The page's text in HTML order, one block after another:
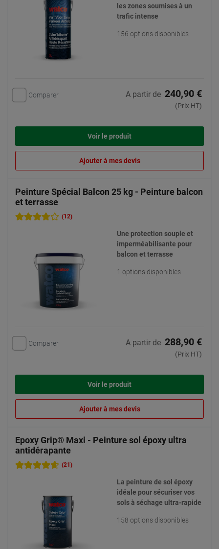
les zones soumises à un
trafic intense
156 options disponibles
Comparer A partir de 240,90 €
(Prix HT)
Voir le produit
Ajouter à mes devis
Peinture Spécial Balcon 25 kg - Peinture balcon
et terrasse
(12)
Une protection souple et
imperméabilisante pour
balcon et terrasse
1 options disponibles
Comparer A partir de 288,90 €
(Prix HT)
Voir le produit
Ajouter à mes devis
Epoxy Grip® Maxi - Peinture sol époxy ultra
antidérapante
(21)
La peinture de sol époxy
idéale pour sécuriser vos
sols à séchage ultra-rapide
158 options disponibles